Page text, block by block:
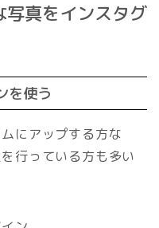
真をインスタグ
を使う
にアップする方な
行っている方も多い